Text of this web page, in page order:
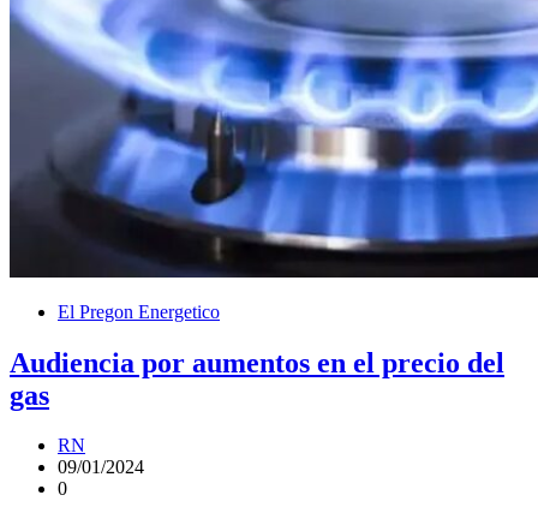
El Pregon Energetico
Audiencia por aumentos en el precio del
gas
RN
09/01/2024
0